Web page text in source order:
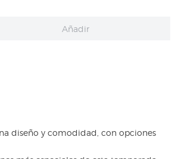
Añadir
diseño y comodidad, con opciones